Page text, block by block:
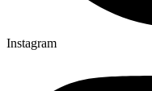
Instagram